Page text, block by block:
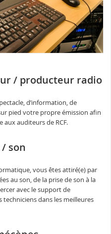
/ producteur radio
d’information, de
pied votre propre émission afin
auditeurs de RCF.
son
vous êtes attiré(e) par
au son, de la prise de son à la
avec le support de
dans les meilleures